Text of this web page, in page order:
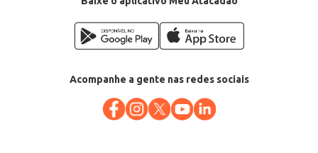
Acompanhe a gente nas redes sociais